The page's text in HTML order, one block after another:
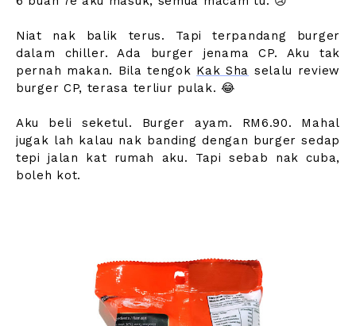
Niat nak balik terus. Tapi terpandang burger
dalam chiller. Ada burger jenama CP. Aku tak
pernah makan. Bila tengok Kak Sha selalu review
burger CP, terasa terliur pulak. 😂
Aku beli seketul. Burger ayam. RM6.90. Mahal
jugak lah kalau nak banding dengan burger sedap
tepi jalan kat rumah aku. Tapi sebab nak cuba,
boleh kot.